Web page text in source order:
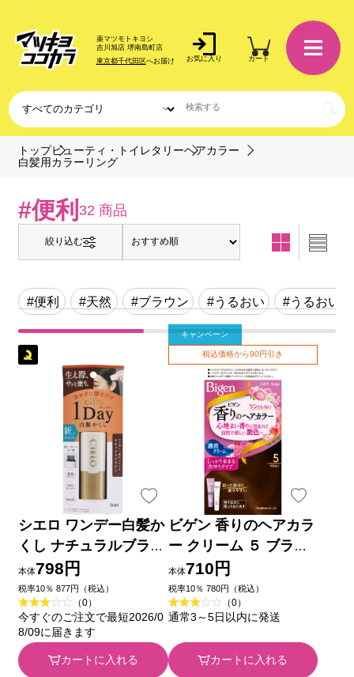
薬マツモトキヨシ
吉川旭店 堺南島町店
東京都千代田区へお届け お気に入り カート
トップビューティ・トイレタリーヘアカラー
白髪用カラーリング
#便利 32 商品
絞り込む
#便利 #天然 #ブラウン #うるおい #うるおい
シエロ ワンデー白髪か
くし ナチュラルブラウ
ン ９ｍｌ ホーユー
本体798円
税率10％ 877円（税込）
（0）
今すぐのご注文で最短2026/0
8/09に届きます
カートに入れる
キャンペーン
税込価格から90円引き
ビゲン 香りのヘアカラ
ー クリーム ５ ブラウ
ン ホーユー (医薬部外
品)
本体710円
税率10％ 780円（税込）
（0）
通常3～5日以内に発送
カートに入れる